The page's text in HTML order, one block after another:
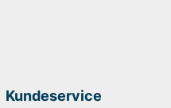
Kundeservice